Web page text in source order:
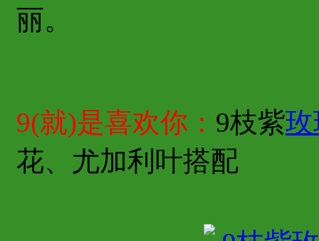
丽。
9(就)是喜欢你： 9枝紫
花、尤加利叶搭配